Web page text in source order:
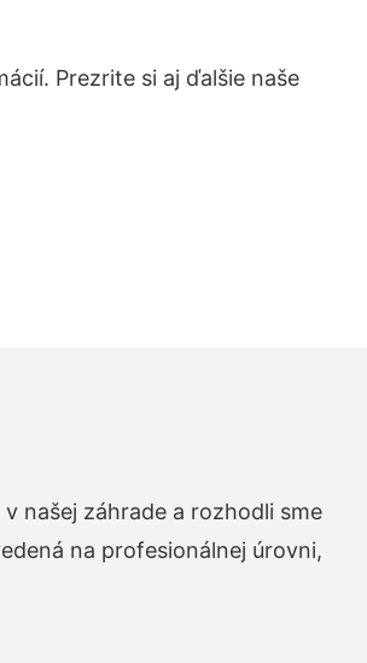
Prezrite si aj ďalšie naše
našej záhrade a rozhodli sme
na profesionálnej úrovni,